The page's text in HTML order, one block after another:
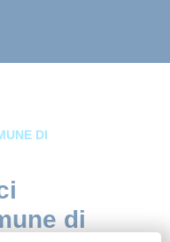
DI
di